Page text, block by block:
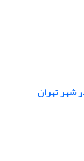
شهر تهران